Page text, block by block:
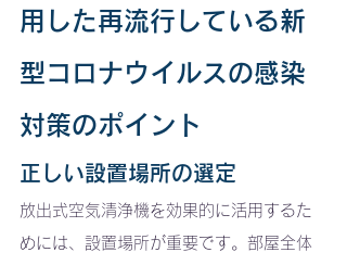
用した再流行している新
型コロナウイルスの感染
対策のポイント
正しい設置場所の選定
放出式空気清浄機を効果的に活用するた
めには、設置場所が重要です。部屋全体